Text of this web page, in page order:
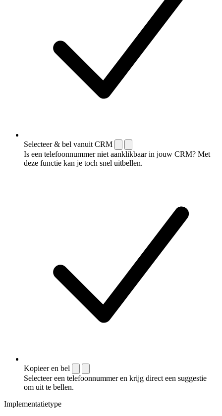
Selecteer & bel vanuit CRM
Is een telefoonnummer niet aanklikbaar in jouw CRM? Met
deze functie kan je toch snel uitbellen.
Kopieer en bel
Selecteer een telefoonnummer en krijg direct een suggestie
om uit te bellen.
Implementatietype